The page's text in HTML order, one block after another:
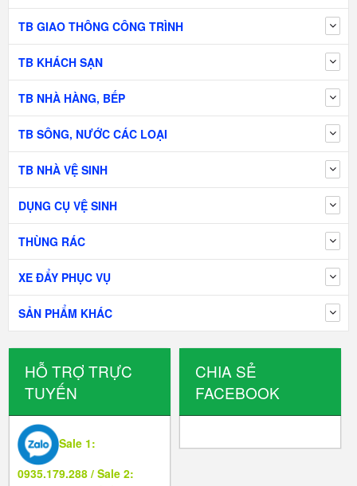
TB GIAO THÔNG CÔNG TRÌNH
TB KHÁCH SẠN
TB NHÀ HÀNG, BẾP
TB SÔNG, NƯỚC CÁC LOẠI
TB NHÀ VỆ SINH
DỤNG CỤ VỆ SINH
THÙNG RÁC
XE ĐẨY PHỤC VỤ
SẢN PHẨM KHÁC
HỖ TRỢ TRỰC
TUYẾN
Sale 1:
0935.179.288 / Sale 2:
CHIA SẺ
FACEBOOK